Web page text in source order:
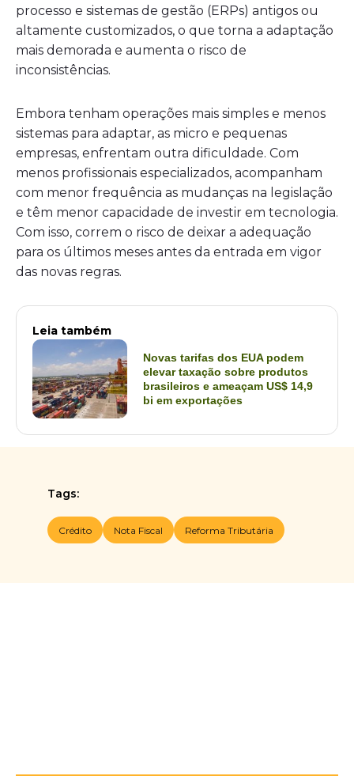
processo e sistemas de gestão (ERPs) antigos ou
altamente customizados, o que torna a adaptação
mais demorada e aumenta o risco de
inconsistências.
Embora tenham operações mais simples e menos
sistemas para adaptar, as micro e pequenas
empresas, enfrentam outra dificuldade. Com
menos profissionais especializados, acompanham
com menor frequência as mudanças na legislação
e têm menor capacidade de investir em tecnologia.
Com isso, correm o risco de deixar a adequação
para os últimos meses antes da entrada em vigor
das novas regras.
Leia também
Novas tarifas dos EUA podem
elevar taxação sobre produtos
brasileiros e ameaçam US$ 14,9
bi em exportações
Tags:
Crédito Nota Fiscal Reforma Tributária